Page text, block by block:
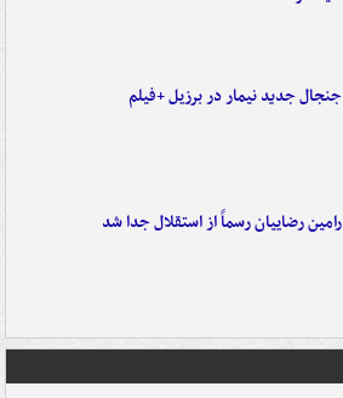
جنجال جدید نیمار در برزیل +فیلم
رامین رضاییان رسماً از استقلال جدا شد